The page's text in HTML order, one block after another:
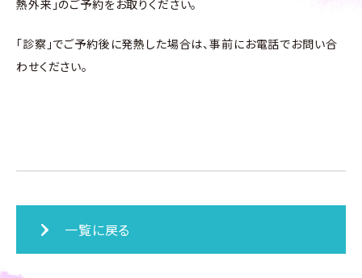
熱外来」のご予約をお取りください。
「診察」でご予約後に発熱 した場合は、事前にお電話でお問い合
わせください。
一覧に戻る